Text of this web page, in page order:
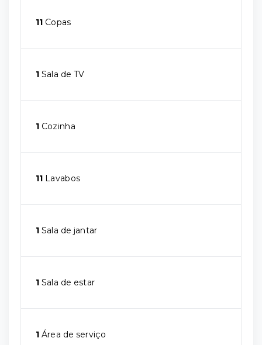
11 Copas
1 Sala de TV
1 Cozinha
11 Lavabos
1 Sala de jantar
1 Sala de estar
1 Área de serviço